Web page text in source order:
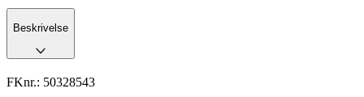
Beskrivelse
FKnr.: 50328543